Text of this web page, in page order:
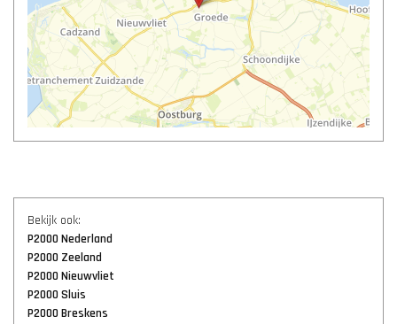
Bekijk ook:
P2000 Nederland
P2000 Zeeland
P2000 Nieuwvliet
P2000 Sluis
P2000 Breskens